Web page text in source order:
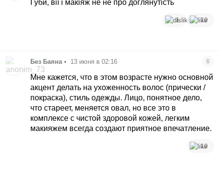
Губи, вії і макіяж не не про доглянутість
1 10
Без Баяна • 13 июня в 02:16 6
Мне кажется, что в этом возрасте нужно основной
акцент делать на ухоженность волос (прически /
покраска), стиль одежды. Лицо, понятное дело,
что стареет, меняется овал, но все это в
комплексе с чистой здоровой кожей, легким
макияжем всегда создают приятное впечатление.
10